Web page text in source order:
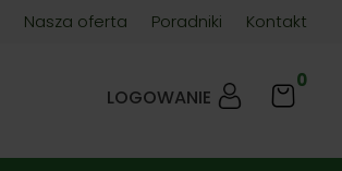
Nasza oferta Poradniki Kontakt
LOGOWANIE
0